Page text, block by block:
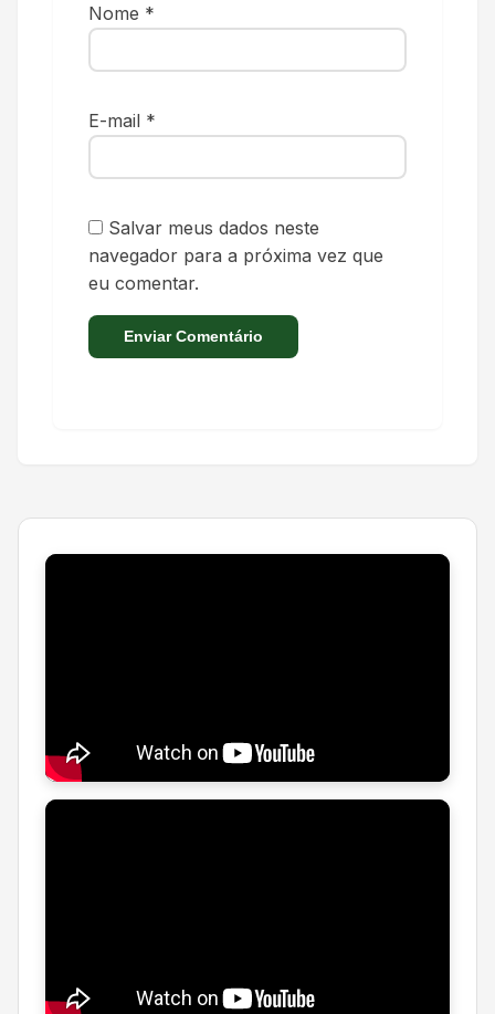
Nome *
E-mail *
Salvar meus dados neste
navegador para a próxima vez que
eu comentar.